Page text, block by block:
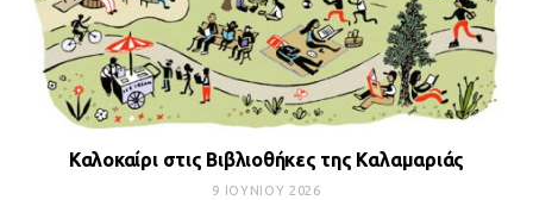
Καλοκαίρι στις Βιβλιοθήκες της Καλαμαριάς
9 ΙΟΥΝΊΟΥ 2026